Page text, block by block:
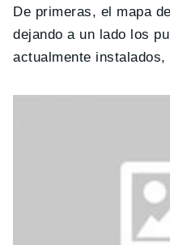
De primeras, el mapa
dejando a un lado los
actualmente